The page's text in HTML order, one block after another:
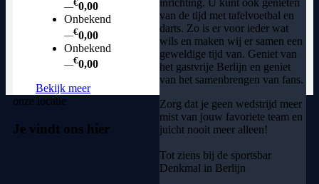
van de tijd met tafelvoetbal en
darts. Zo is er voor ieder wat
wils en maken wij er samen een
geweldige tijd van. Geniet van
het gastvrije Berlijn en geniet
van het samenbrengen van fans.
Zorg dat je geen wedstrijd meer
mist van jouw favoriete team en
juicht nooit meer alleen!
Tot ziens bij de sportsbar
Denkmal in Berlijn
—€0,00
Onbekend
—€0,00
Onbekend
—€0,00
Bekijk meer
onze locatie
Je vindt ons hier